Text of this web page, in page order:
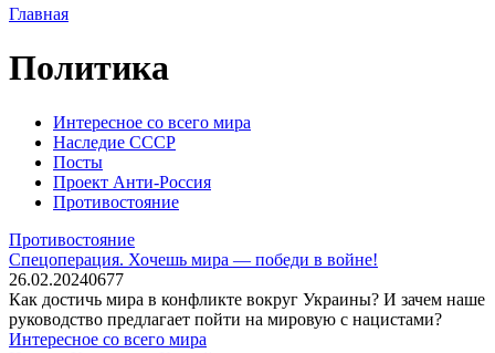
Главная
Политика
Интересное со всего мира
Наследие СССР
Посты
Проект Анти-Россия
Противостояние
Противостояние
Спецоперация. Хочешь мира — победи в войне!
26.02.20240677
Как достичь мира в конфликте вокруг Украины? И зачем наше
руководство предлагает пойти на мировую с нацистами?
Интересное со всего мира